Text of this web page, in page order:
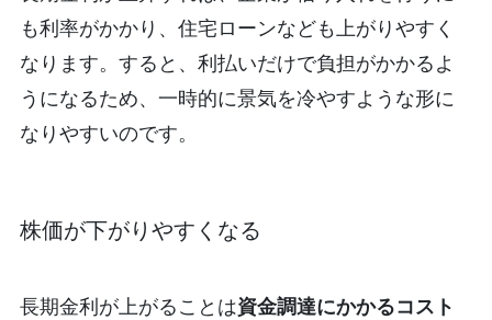
も利率がかかり、住宅ローンなども上がりやすく
なります。すると、利払いだけで負担がかかるよ
うになるため、一時的に景気を冷やすような形に
なりやすいのです。
株価が下がりやすくなる
長期金利が上がることは資金調達にかかるコスト